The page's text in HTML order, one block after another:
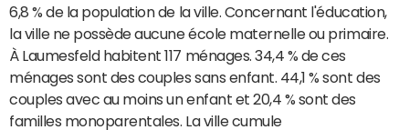
6,8 % de la population de la ville. Concernant l'éducation,
la ville ne possède aucune école maternelle ou primaire.
À Laumesfeld habitent 117 ménages. 34,4 % de ces
ménages sont des couples sans enfant. 44,1 % sont des
couples avec au moins un enfant et 20,4 % sont des
familles monoparentales. La ville cumule